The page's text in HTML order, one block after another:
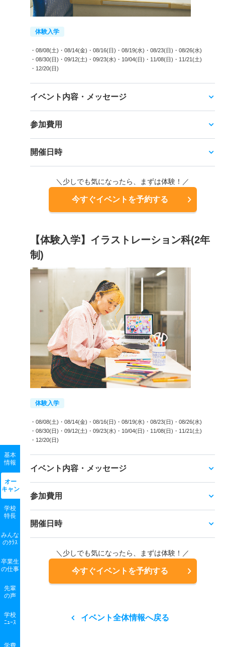
基本
情報
オー
キャン
学校
特長
みんな
のｸﾗｽ
卒業生
の仕事
先輩
の声
学校
ﾆｭｰｽ
学費
体験入学
・08/08(土) ・08/14(金) ・08/16(日) ・08/19(水) ・08/23(日) ・08/26(水)
・08/30(日) ・09/12(土) ・09/23(水) ・10/04(日) ・11/08(日) ・11/21(土)
・12/20(日)
イベント内容・メッセージ
参加費用
開催日時
＼少しでも気になったら、まずは体験！／
今すぐイベントを予約する
【体験入学】イラストレーション科(2年
制)
体験入学
・08/08(土) ・08/14(金) ・08/16(日) ・08/19(水) ・08/23(日) ・08/26(水)
・08/30(日) ・09/12(土) ・09/23(水) ・10/04(日) ・11/08(日) ・11/21(土)
・12/20(日)
イベント内容・メッセージ
参加費用
開催日時
＼少しでも気になったら、まずは体験！／
今すぐイベントを予約する
イベント全体情報へ戻る